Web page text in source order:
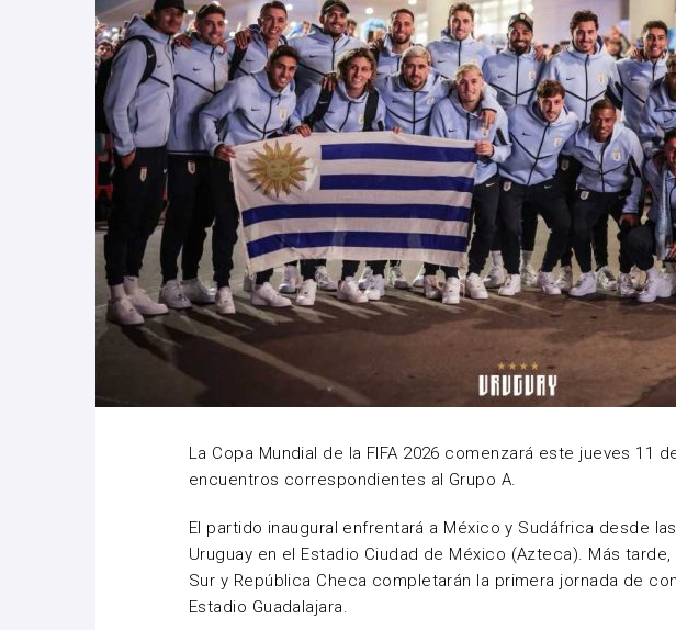
La Copa Mundial de la FIFA 2026 comenzará este jueves 11
encuentros correspondientes al Grupo A.
El partido inaugural enfrentará a México y Sudáfrica desde
Uruguay en el Estadio Ciudad de México (Azteca). Más tarde,
Sur y República Checa completarán la primera jornada de
Estadio Guadalajara.